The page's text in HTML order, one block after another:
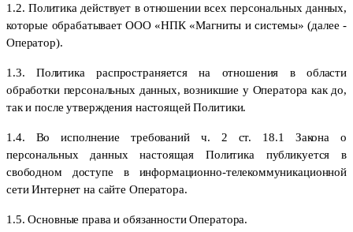
1.2. Политика действует в отношении всех персональных данных,
которые обрабатываетООО «НПК «Магниты и системы» (далее -
Оператор).
1.3. Политика распространяется на отношения в области
обработки персональных данных, возникшие у Оператора как до,
так и после утверждения настоящей Политики.
1.4. Во исполнение требований ч. 2 ст. 18.1 Закона о
персональных данных настоящая Политика публикуется в
свободном доступе в информационно-телекоммуникационной
сети Интернет на сайте Оператора.
1.5. Основные права и обязанности Оператора.